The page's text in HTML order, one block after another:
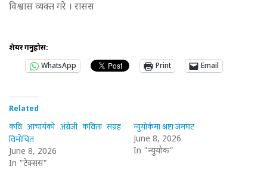
विश्वास व्यक्त गरे । रासस
शेयर गर्नुहोस:
WhatsApp
Print Email
Related
कवि आचार्यको अंग्रेजी कविता संग्रह
विमोचित
June 8, 2026
In "टेक्सस"
न्युयोर्कमा श्रष्टा जमघट
June 8, 2026
In "न्युयोर्क"